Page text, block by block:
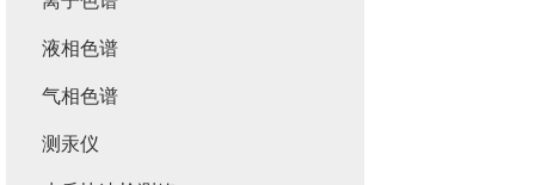
液相色谱
气相色谱
测汞仪